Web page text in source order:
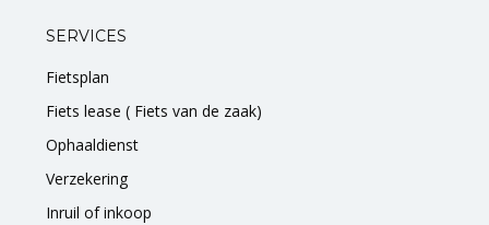
SERVICES
Fietsplan
Fiets lease ( Fiets van de zaak)
Ophaaldienst
Verzekering
Inruil of inkoop